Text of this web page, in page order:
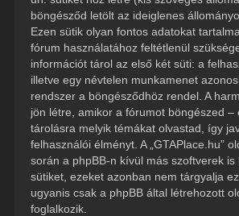
böngésződ letölt az ideiglenes
Ezen sütik olyan fontos adatokat
fórum használatához feltétlenül
információt tárol az első két süti: a
illetve egy névtelen munkamenet
rendszer a böngésződhöz rendel. A
jön létre, amikor a fórumot böngészed –
tárolásra melyik témákat olvastad, így
felhasználói élményt. A „GTAPlace.hu”
során a phpBB-n kívül más szoftverek is
sütiket, ezeket azonban nem tárgyalja
ugyanis csak a phpBB által létrehozott
foglalkozik.